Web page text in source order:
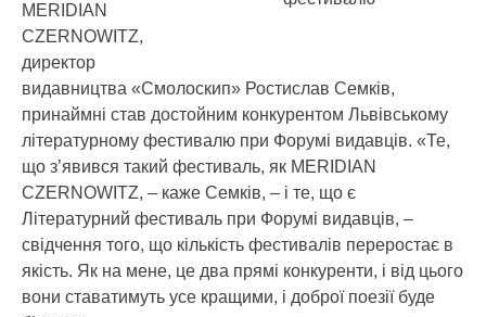
MERIDIAN
CZERNOWITZ,
директор
видавництва «Смолоскип» Ростислав Семків,
принаймні став достойним конкурентом Львівському
літературному фестивалю при Форумі видавців. «Те,
що з’явився такий фестиваль, як MERIDIAN
CZERNOWITZ, – каже Семків, – і те, що є
Літературний фестиваль при Форумі видавців, –
свідчення того, що кількість фестивалів переростає в
якість. Як на мене, це два прямі конкуренти, і від цього
вони ставатимуть усе кращими, і доброї поезії буде